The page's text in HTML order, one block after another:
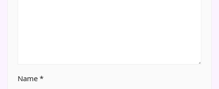
Name *